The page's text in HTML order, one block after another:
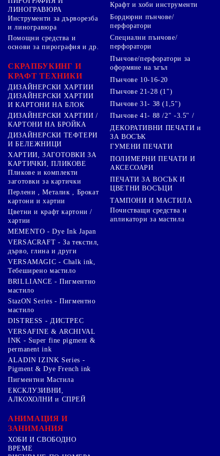
ЛИНОГРАВЮРА
Инструменти за дърворезба
и линогравюра
Помощни средства и
основи за пирография и др.
СКРАПБУКИНГ И
КРАФТ ТЕХНИКИ
ДИЗАЙНЕРСКИ ХАРТИИ
ДИЗАЙНЕРСКИ ХАРТИИ
И КАРТОНИ НА БЛОК
ДИЗАЙНЕРСКИ ХАРТИИ /
КАРТОНИ НА БРОЙКА
ДИЗАЙНЕРСКИ ТЕФТЕРИ
И БЕЛЕЖНИЦИ
ХАРТИИ, ЗАГОТОВКИ ЗА
КАРТИЧКИ, ПЛИКОВЕ
Пликове и комплекти
заготовки за картички
Перлени , Металик , Брокат
картони и хартии
Цветни и крафт картони /
хартии
Крафт и хоби инструменти
Бордюрни пънчове/
перфоратори
Специални пънчове/
перфоратори
Пънчове/перфоратори за
оформяне на ъгъл
Пънчове 10-16-20
Пънчове 21-28 (1")
Пънчове 31- 38 (1,5")
Пънчове 41- 88 /2" -3.5" /
ДЕКОРАТИВНИ ПЕЧАТИ и
ЗА ВОСЪК
ГУМЕНИ ПЕЧАТИ
ПОЛИМЕРНИ ПЕЧАТИ И
АКСЕСОАРИ
ПЕЧАТИ ЗА ВОСЪК И
ЦВЕТНИ ВОСЪЦИ
ТАМПОНИ И МАСТИЛА
Почистващи средства и
апликатори за мастила
MEMENTO - Dye Ink Japan
VERSACRAFT - За текстил,
дърво, глина и други
VERSAMAGIC - Chalk ink,
Тебеширено мастило
BRILLIANCE - Пигментно
мастило
StazON Series - Пигментно
мастило
DISTRESS - ДИСТРЕС
VERSAFINE & ARCHIVAL
INK - Super fine pigment &
permanent ink
ALADIN IZINK Series -
Pigment & Dye French ink
Пигментни Мастила
ЕКСКЛУЗИВНИ,
АЛКОХОЛНИ и СПРЕЙ
АНИМАЦИЯ И
ЗАНИМАНИЯ
ХОБИ И СВОБОДНО
ВРЕМЕ